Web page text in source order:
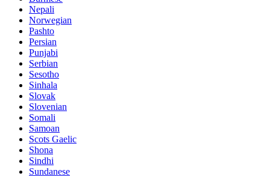
Nepali
Norwegian
Pashto
Persian
Punjabi
Serbian
Sesotho
Sinhala
Slovak
Slovenian
Somali
Samoan
Scots Gaelic
Shona
Sindhi
Sundanese